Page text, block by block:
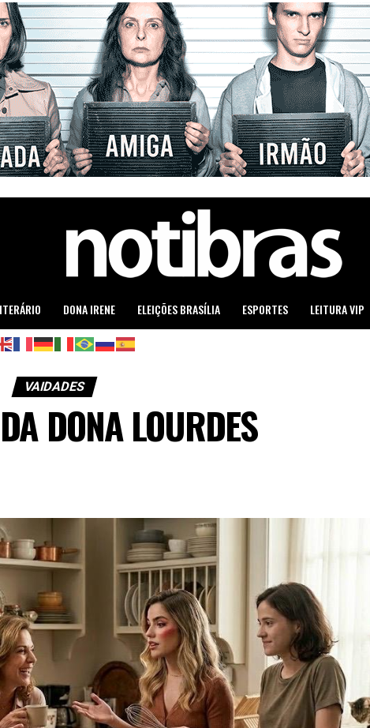
DONA IRENE ELEIÇÕES BRASÍLIA ESPORTES LEITURA VIP
VAIDADES
DONA LOURDES